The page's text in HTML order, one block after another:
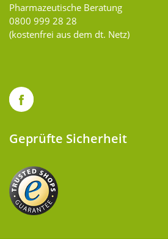
Pharmazeutische Beratung
0800 999 28 28
(kostenfrei aus dem dt. Netz)
Geprüfte Sicherheit